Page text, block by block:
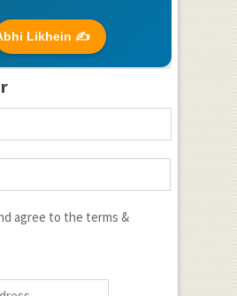
Likhein ✍️
agree to the terms &